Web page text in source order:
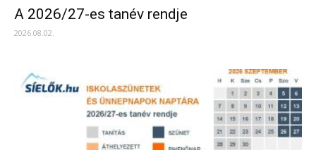
A 2026/27-es tanév rendje
2026.08.02.